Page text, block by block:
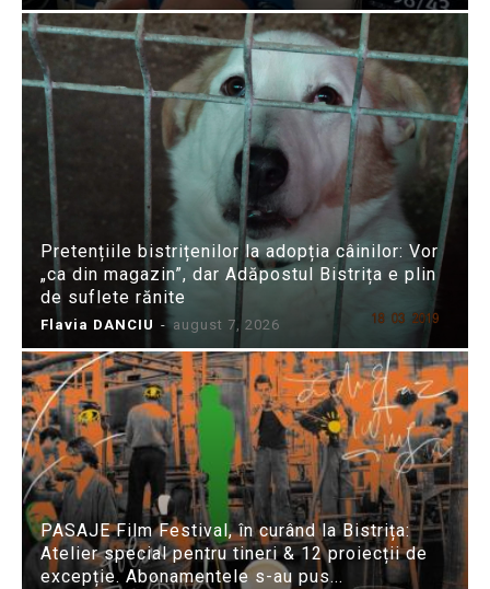
Pretențiile bistrițenilor la adopția câinilor: Vor
„ca din magazin”, dar Adăpostul Bistrița e plin
de suflete rănite
Flavia DANCIU - august 7, 2026
PASAJE Film Festival, în curând la Bistrița:
Atelier special pentru tineri & 12 proiecții de
excepție. Abonamentele s-au pus...